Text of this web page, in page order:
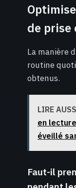
de prise
La manière
routine
obtenus.
LIRE
en
éveillé
Faut-il